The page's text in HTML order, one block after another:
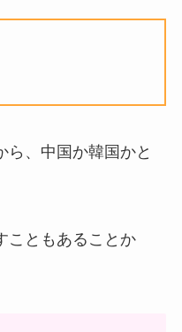
ら、中国か韓国かと
こともあることか